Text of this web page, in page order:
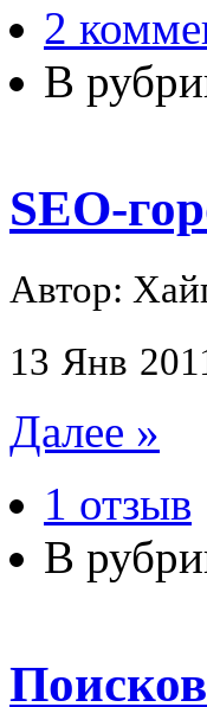
2
В
SEO-
Автор:
13 Янв
Далее »
1 отзыв
В